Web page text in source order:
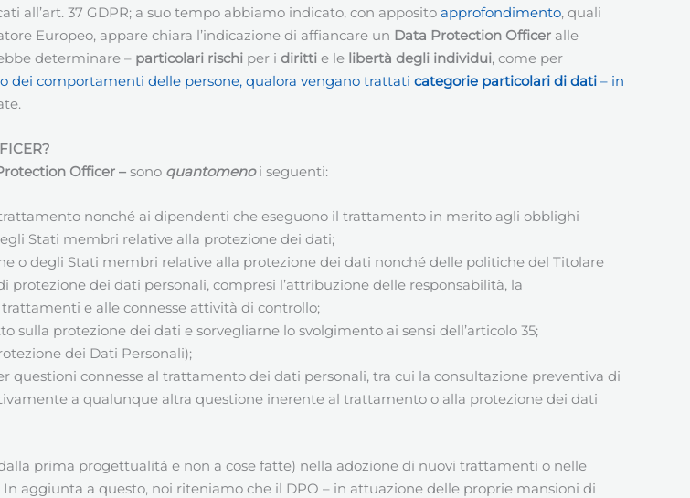
all’art. 37 GDPR; a suo tempo abbiamo indicato, con apposito approfondimento, quali
Europeo, appare chiara l’indicazione di affiancare un Data Protection Officer alle
determinare – particolari rischi per i diritti e le libertà degli individui, come per
comportamenti delle persone, qualora vengano trattati categorie particolari di dati – in
Officer – sono quantomenoi seguenti:
nonché ai dipendenti che eseguono il trattamento in merito agli obblighi
Stati membri relative alla protezione dei dati;
o degli Stati membri relative alla protezione dei dati nonché delle politiche del Titolare
dei dati personali, compresi l’attribuzione delle responsabilità, la
e alle connesse attività di controllo;
sulla protezione dei dati e sorvegliarne lo svolgimento ai sensi dell’articolo 35;
dei Dati Personali);
questioni connesse al trattamento dei dati personali, tra cui la consultazione preventiva di
a qualunque altra questione inerente al trattamento o alla protezione dei dati
prima progettualità e non a cose fatte) nella adozione di nuovi trattamenti o nelle
aggiunta a questo, noi riteniamo che il DPO – in attuazione delle proprie mansioni di